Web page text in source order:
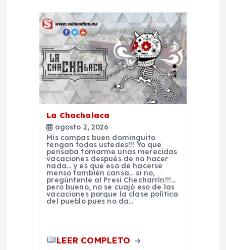
La Chachalaca
agosto 2, 2026
Mis compas buen dominguito
tengan todos ustedes!!! Yo que
pensaba tomarme unas merecidas
vacaciones después de no hacer
nada… y es que eso de hacerse
menso también cansa… si no,
pregúntenle al Presi Checharrín!!!…
pero bueno, no se cuajó eso de las
vacaciones porque la clase política
del pueblo pues no da…
LEER COMPLETO